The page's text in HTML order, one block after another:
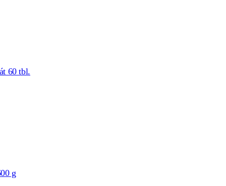
60 tbl.
g